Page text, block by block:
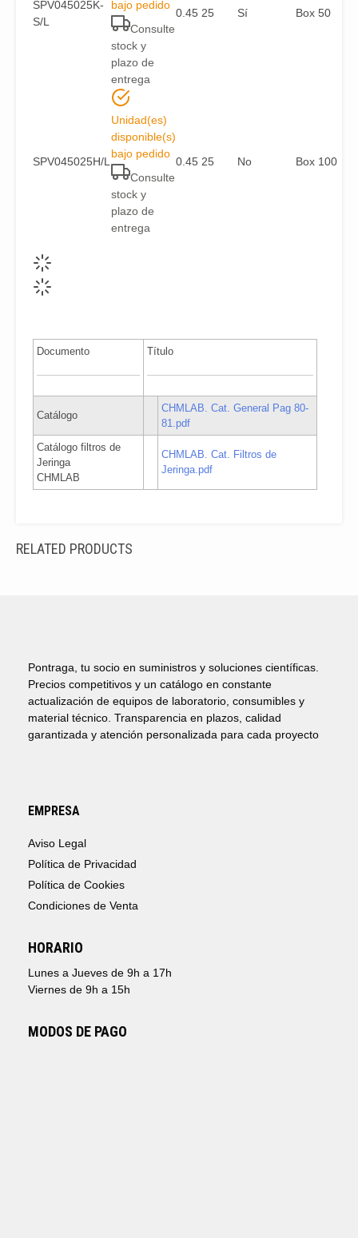
SPV045025K-
S/L
bajo pedido
Consulte
stock y
plazo de
entrega
0.45 25 Sí Box 50
SPV045025H/L
Unidad(es)
disponible(s)
bajo pedido
Consulte
stock y
plazo de
entrega
0.45 25 No Box 100
Documento Título
Catálogo
CHMLAB. Cat. General Pag 80-
81.pdf
Catálogo filtros de
Jeringa
CHMLAB
CHMLAB. Cat. Filtros de
Jeringa.pdf
RELATED PRODUCTS
Pontraga, tu socio en suministros y soluciones científicas.
Precios competitivos y un catálogo en constante
actualización de equipos de laboratorio, consumibles y
material técnico. Transparencia en plazos, calidad
garantizada y atención personalizada para cada proyecto
EMPRESA
Aviso Legal
Política de Privacidad
Política de Cookies
Condiciones de Venta
HORARIO
Lunes a Jueves de 9h a 17h
Viernes de 9h a 15h
MODOS DE PAGO